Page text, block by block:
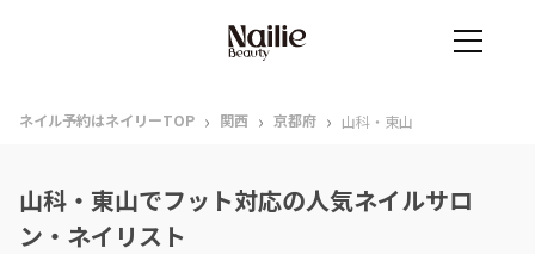
ネイル予約はネイリーTOP › 関西 › 京都府 › 山科・東山
山科・東山でフット対応の人気ネイルサロ
ン・ネイリスト